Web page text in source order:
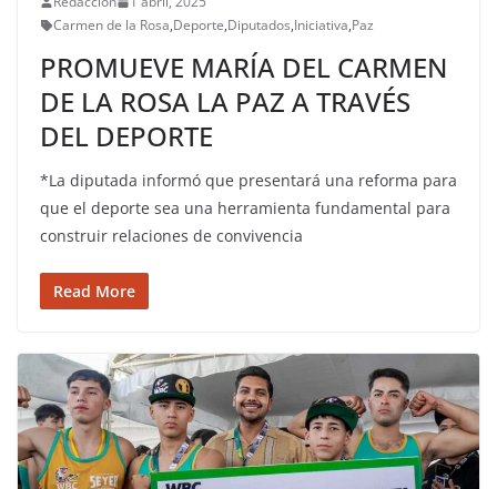
Carmen de la Rosa,Deporte,Diputados,Iniciativa,Paz
PROMUEVE MARÍA DEL CARMEN
DE LA ROSA LA PAZ A TRAVÉS
DEL DEPORTE
*La diputada informó que presentará una reforma para
que el deporte sea una herramienta fundamental para
construir relaciones de convivencia
Read More